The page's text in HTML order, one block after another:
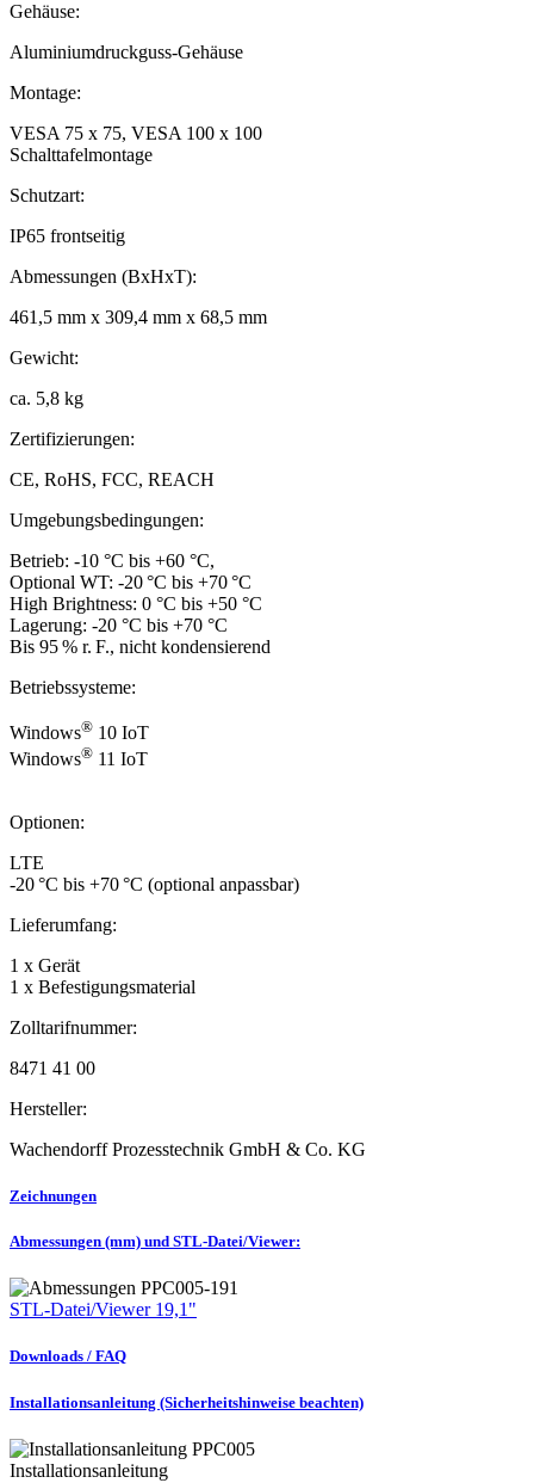
Gehäuse:
Aluminiumdruckguss-Gehäuse
Montage:
VESA 75 x 75, VESA 100 x 100
Schalttafelmontage
Schutzart:
IP65 frontseitig
Abmessungen (BxHxT):
461,5 mm x 309,4 mm x 68,5 mm
Gewicht:
ca. 5,8 kg
Zertifizierungen:
CE, RoHS, FCC, REACH
Umgebungsbedingungen:
Betrieb: -10 °C bis +60 °C,
Optional WT: -20 °C bis +70 °C
High Brightness: 0 °C bis +50 °C
Lagerung: -20 °C bis +70 °C
Bis 95 % r. F., nicht kondensierend
Betriebssysteme:
Windows® 10 IoT
Windows® 11 IoT
Optionen:
LTE
-20 °C bis +70 °C (optional anpassbar)
Lieferumfang:
1 x Gerät
1 x Befestigungsmaterial
Zolltarifnummer:
8471 41 00
Hersteller:
Wachendorff Prozesstechnik GmbH & Co. KG
Zeichnungen
Abmessungen (mm) und STL-Datei/Viewer:
STL-Datei/Viewer 19,1"
Downloads / FAQ
Installationsanleitung (Sicherheitshinweise beachten)
Installationsanleitung